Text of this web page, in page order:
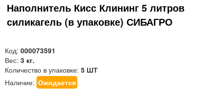
Наполнитель Кисс Клининг 5 литров
силикагель (в упаковке) СИБАГРО
Код: 000073591
Вес: 3 кг.
Количество в упаковке: 5 ШТ
Наличие: Ожидается